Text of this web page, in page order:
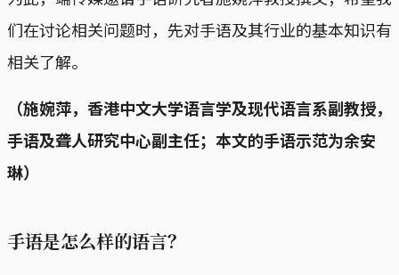
们在讨论相关问题时，先对手语及其行业的基本知识有
相关了解。
（施婉萍，香港中文大学语言学及现代语言系副教授，
手语及聋人研究中心副主任；本文的手语示范为余安
琳）
手语是怎么样的语言？